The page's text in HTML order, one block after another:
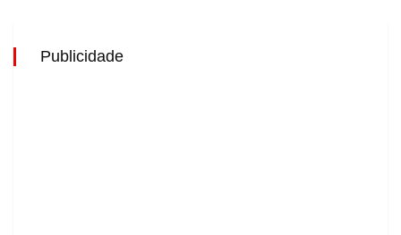
Publicidade